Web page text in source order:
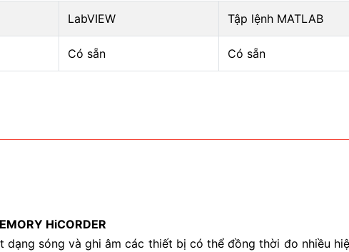
LabVIEW Tập lệnh MATLAB
Có sẵn Có sẵn
HiCORDER
sóng và ghi âm các thiết bị có thể đồng thời đo nhiều